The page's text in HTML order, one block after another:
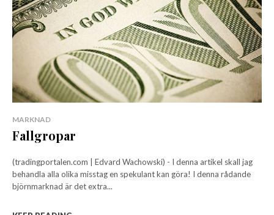
MARKNAD
Fallgropar
(tradingportalen.com | Edvard Wachowski) - I denna artikel skall jag
behandla alla olika misstag en spekulant kan göra! I denna rådande
björnmarknad är det extra...